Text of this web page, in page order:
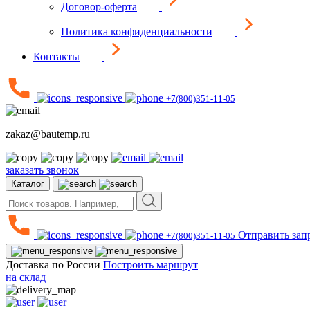
Договор-оферта
Политика конфиденциальности
Контакты
+7(800)351-11-05
zakaz@bautemp.ru
заказать звонок
Каталог
+7(800)351-11-05 Отправить
Доставка по России Построить маршрут
на склад